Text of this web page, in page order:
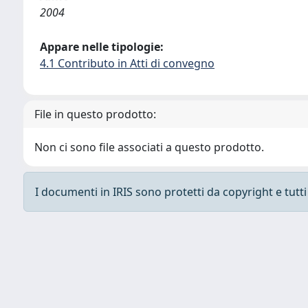
2004
Appare nelle tipologie:
4.1 Contributo in Atti di convegno
File in questo prodotto:
Non ci sono file associati a questo prodotto.
I documenti in IRIS sono protetti da copyright e